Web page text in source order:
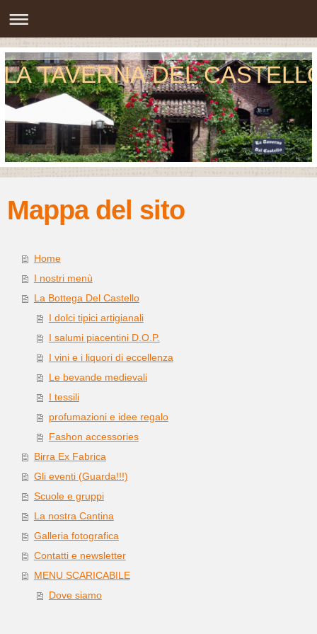
LA TAVERNA DEL
Mappa del sito
Home
I nostri menù
La Bottega Del Castello
I dolci tipici artigianali
I salumi piacentini D.O.P.
I vini e i liquori di eccellenza
Le bevande medievali
I tessili
profumazioni e idee regalo
Fashon accessories
Birra Ex Fabrica
Gli eventi (Guarda!!!)
Scuole e gruppi
La nostra Cantina
Galleria fotografica
Contatti e newsletter
MENU SCARICABILE
Dove siamo